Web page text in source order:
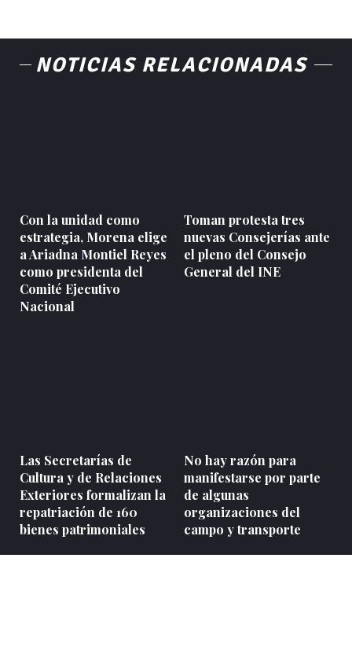
NOTICIAS RELACIONADAS
Con la unidad como
estrategia, Morena elige
a Ariadna Montiel Reyes
como presidenta del
Comité Ejecutivo
Nacional
Toman protesta tres
nuevas Consejerías ante
el pleno del Consejo
General del INE
Las Secretarías de
Cultura y de Relaciones
Exteriores formalizan la
repatriación de 160
bienes patrimoniales
No hay razón para
manifestarse por parte
de algunas
organizaciones del
campo y transporte